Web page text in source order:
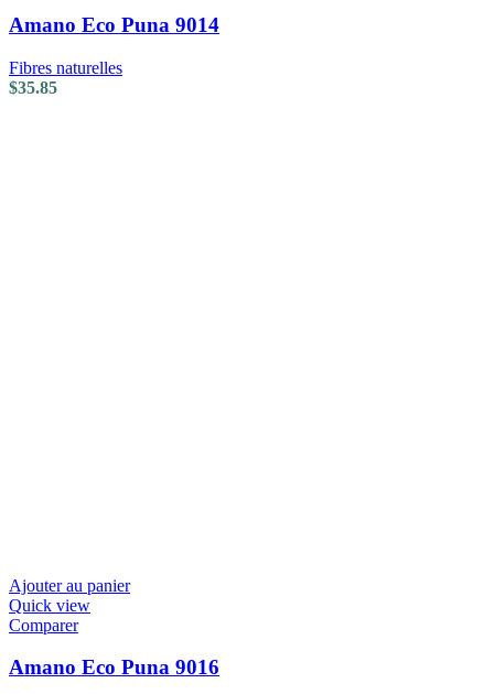
Amano Eco Puna 9014
Fibres naturelles
$35.85
Ajouter au panier
Quick view
Comparer
Amano Eco Puna 9016